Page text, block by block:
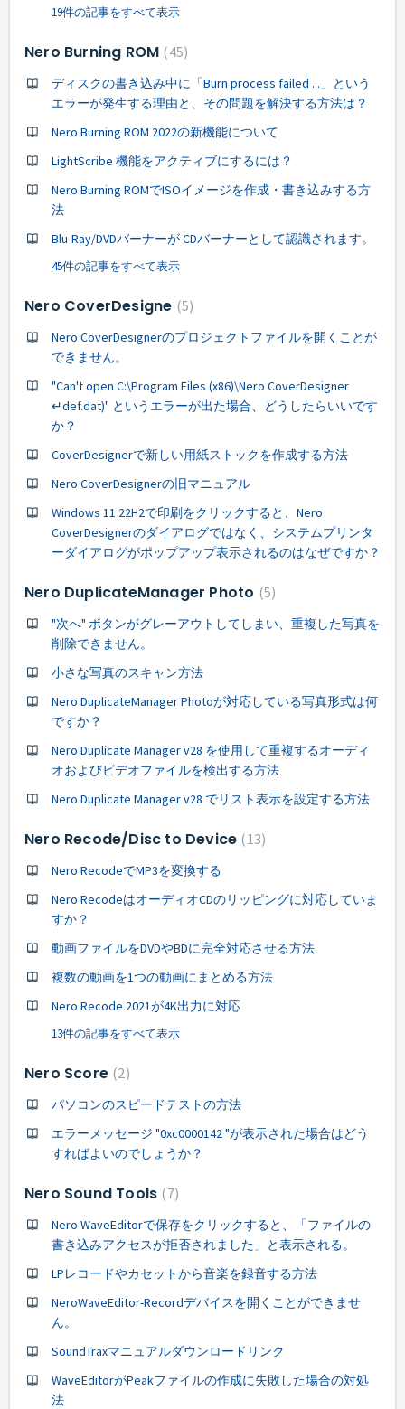
19件の記事をすべて表示
Nero Burning ROM 45
ディスクの書き込み中に「Burn process failed ...」という
エラーが発生する理由と、その問題を解決する方法は？
Nero Burning ROM 2022の新機能について
LightScribe 機能をアクティブにするには？
Nero Burning ROMでISOイメージを作成・書き込みする方
法
Blu-Ray/DVDバーナーが CDバーナーとして認識されます。
45件の記事をすべて表示
Nero CoverDesigne 5
Nero CoverDesignerのプロジェクトファイルを開くことが
できません。
"Can't open C:\Program Files (x86)\Nero CoverDesigner
↵def.dat)" というエラーが出た場合、どうしたらいいです
か？
CoverDesignerで新しい用紙ストックを作成する方法
Nero CoverDesignerの旧マニュアル
Windows 11 22H2で印刷をクリックすると、Nero
CoverDesignerのダイアログではなく、システムプリンタ
ーダイアログがポップアップ表示されるのはなぜですか？
Nero DuplicateManager Photo 5
"次へ" ボタンがグレーアウトしてしまい、重複した写真を
削除できません。
小さな写真のスキャン方法
Nero DuplicateManager Photoが対応している写真形式は何
ですか？
Nero Duplicate Manager v28 を使用して重複するオーディ
オおよびビデオファイルを検出する方法
Nero Duplicate Manager v28 でリスト表示を設定する方法
Nero Recode/Disc to Device 13
Nero RecodeでMP3を変換する
Nero RecodeはオーディオCDのリッピングに対応していま
すか？
動画ファイルをDVDやBDに完全対応させる方法
複数の動画を1つの動画にまとめる方法
Nero Recode 2021が4K出力に対応
13件の記事をすべて表示
Nero Score 2
パソコンのスピードテストの方法
エラーメッセージ "0xc0000142 "が表示された場合はどう
すればよいのでしょうか？
Nero Sound Tools 7
Nero WaveEditorで保存をクリックすると、「ファイルの
書き込みアクセスが拒否されました」と表示される。
LPレコードやカセットから音楽を録音する方法
NeroWaveEditor-Recordデバイスを開くことができませ
ん。
SoundTraxマニュアルダウンロードリンク
WaveEditorがPeakファイルの作成に失敗した場合の対処
法